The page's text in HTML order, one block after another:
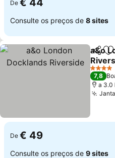
De € 44
Consulte os preços de 8 sites
a&o
Ver
4 Estrelas
7,8
a 3.0
De € 49
Consulte os preços de 9 sites